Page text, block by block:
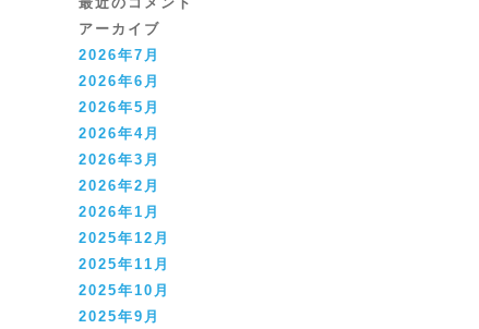
アーカイブ
2026年7月
2026年6月
2026年5月
2026年4月
2026年3月
2026年2月
2026年1月
2025年12月
2025年11月
2025年10月
2025年9月